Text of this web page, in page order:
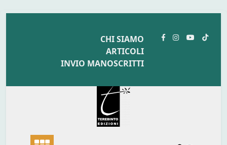
CHI SIAMO
ARTICOLI
INVIO MANOSCRITTI